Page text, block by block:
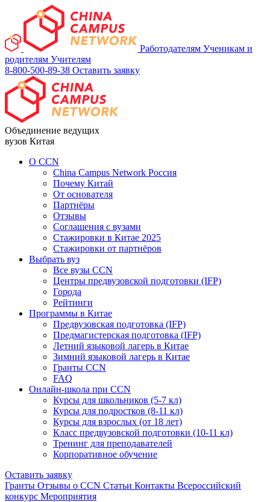
Работодателям Ученикам и
родителям Учителям
8-800-500-89-38 Оставить заявку
Объединение ведущих
вузов Китая
О ССN
China Campus Network Россия
Почему Китай
От основателя
Партнёры
Отзывы
Соглашения с вузами
Стажировки в Китае 2025
Стажировки от партнёров
Выбрать вуз
Все вузы CCN
Центры предвузовской подготовки (IFP)
Города
Рейтинги
Программы в Китае
Предвузовская подготовка (IFP)
Предмагистерская подготовка (IFP)
Летний языковой лагерь в Китае
Зимний языковой лагерь в Китае
Гранты CCN
FAQ
Онлайн-школа при CCN
Курсы для школьников (5-7 кл)
Курсы для подростков (8-11 кл)
Курсы для взрослых (от 18 лет)
Класс предвузовской подготовки (10-11 кл)
Тренинг для преподавателей
Корпоративное обучение
Оставить заявку
Гранты Отзывы о CCN Статьи Контакты Всероссийский
конкурс Мероприятия